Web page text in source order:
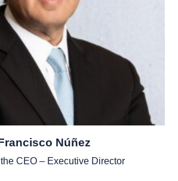
Núñez
CEO – Executive Director